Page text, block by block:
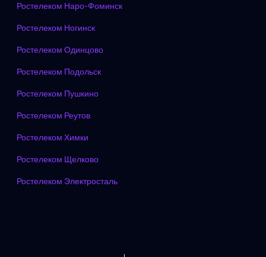
Ростелеком Наро-Фоминск
Ростелеком Ногинск
Ростелеком Одинцово
Ростелеком Подольск
Ростелеком Пушкино
Ростелеком Реутов
Ростелеком Химки
Ростелеком Щелково
Ростелеком Электросталь